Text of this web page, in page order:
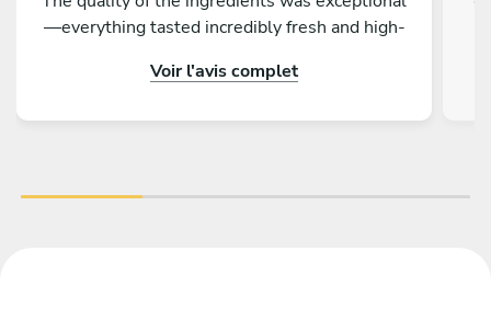
—everything tasted incredibly fresh and high-
mussels and the lamb were true standouts. We
Voir l'avis complet